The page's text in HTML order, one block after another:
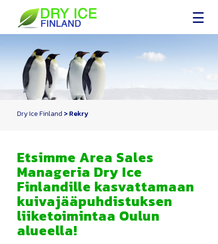
content
Dry Ice Finland >Rekry
Etsimme Area Sales
Manageria Dry Ice
Finlandille kasvattamaan
kuivajääpuhdistuksen
liiketoimintaa Oulun
alueella!